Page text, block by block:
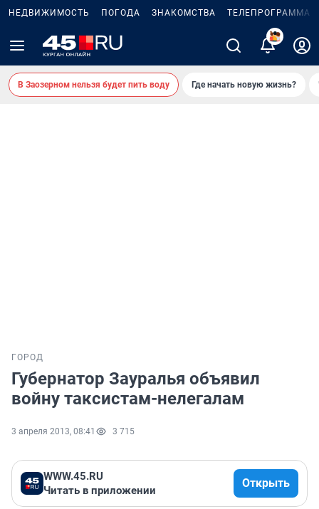
НЕДВИЖИМОСТЬ ПОГОДА ЗНАКОМСТВА ТЕЛЕПРОГРАММА
2
В Заозерном нельзя будет пить воду Где начать новую жизнь?
ГОРОД
Губернатор Зауралья объявил
войну таксистам-нелегалам
3 апреля 2013, 08:41 3 715
WWW.45.RU
Читать в приложении
Открыть